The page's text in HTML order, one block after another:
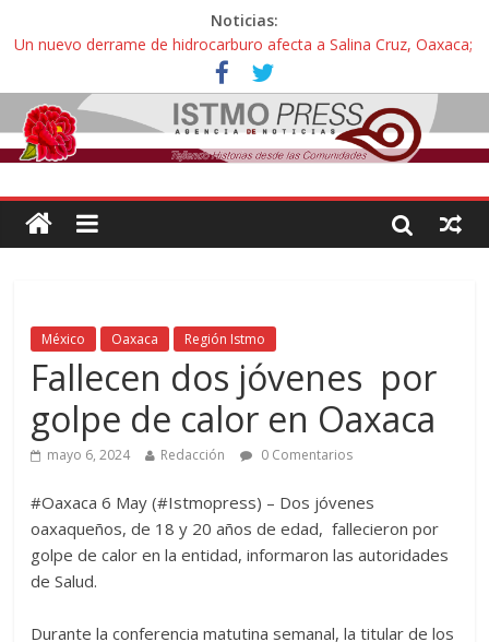
Noticias:
Un nuevo derrame de hidrocarburo afecta a Salina Cruz, Oaxaca;
ahora pescadores de Salinas del Marqués denuncian daños de
Pemex
Ángel, el joven autista expulsado por la Universidad Bienestar de
Ixtepec, Oaxaca vuelve a las aulas tras amparo
Familiares de periodista Alejandro Leyva se reúnen con titular de
intelectuales de su asesinato
Alertan pescadores de Juchitán, Oaxaca de nuevo despojo de su
México Oaxaca Región Istmo
Fallecen dos jóvenes por
golpe de calor en Oaxaca
mayo 6, 2024 Redacción 0 Comentarios
#Oaxaca 6 May (#Istmopress) – Dos jóvenes
oaxaqueños, de 18 y 20 años de edad, fallecieron por
golpe de calor en la entidad, informaron las autoridades
de Salud.
Durante la conferencia matutina semanal, la titular de los